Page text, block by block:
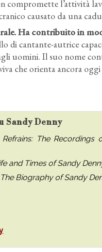
compromette l’attività
causato da una
Ha contribuito in
di cantante-autrice
uomini. Il suo nome
che orienta ancora
Denny
The Recordings
and Times of Sandy
Biography of Sandy